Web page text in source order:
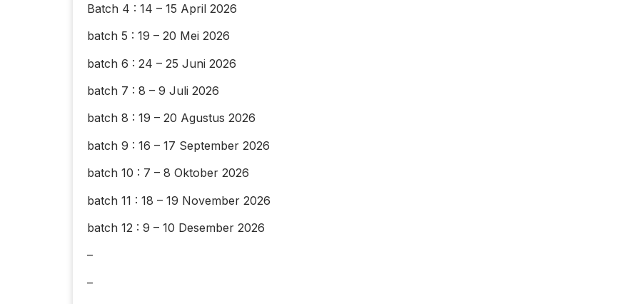
Batch 4 : 14 – 15 April 2026
batch 5 : 19 – 20 Mei 2026
batch 6 : 24 – 25 Juni 2026
batch 7 : 8 – 9 Juli 2026
batch 8 : 19 – 20 Agustus 2026
batch 9 : 16 – 17 September 2026
batch 10 : 7 – 8 Oktober 2026
batch 11 : 18 – 19 November 2026
batch 12 : 9 – 10 Desember 2026
–
–